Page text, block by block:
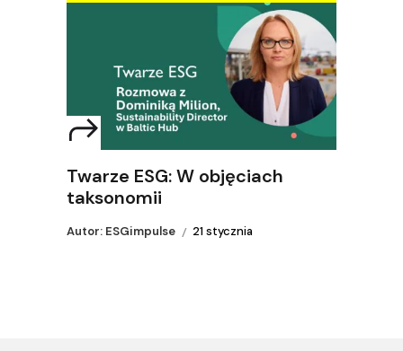
Twarze ESG: W objęciach
taksonomii
Autor: ESGimpulse 21 stycznia